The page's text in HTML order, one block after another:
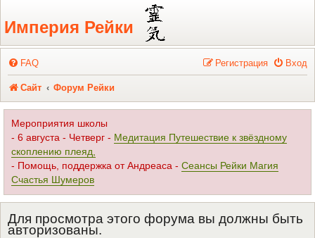
Регистрация
Империя Рейки
FAQ Вход
Регистрация
Сайт Форум Рейки
Мероприятия школы
- 6 августа - Четверг - Медитация Путешествие к звёздному
скоплению плеяд,
- Помощь, поддержка от Андреаса - Сеансы Рейки Магия
Счастья Шумеров
Для просмотра этого форума вы должны быть
авторизованы.